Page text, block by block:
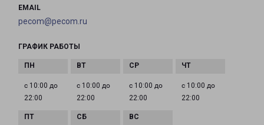
EMAIL
pecom@pecom.ru
ГРАФИК РАБОТЫ
с 10:00 до
22:00
с 10:00 до
22:00
с 10:00 до
22:00
с 10:00 до
22:00